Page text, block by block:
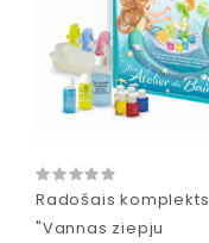
Radošais komplekts
"Vannas ziepju